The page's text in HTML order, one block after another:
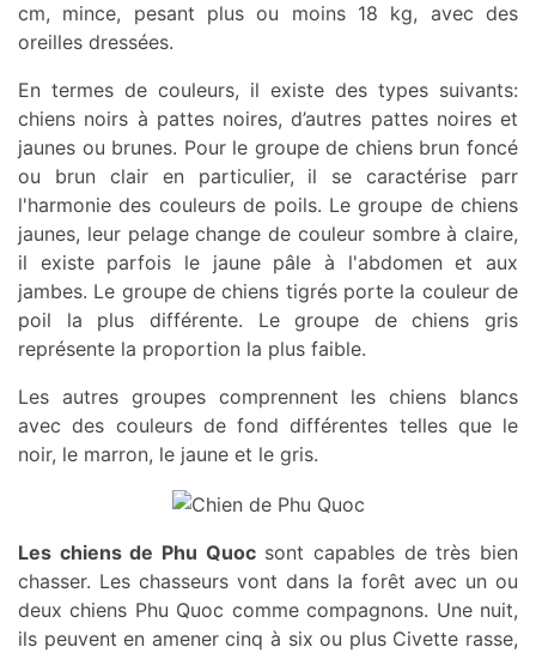
cm, mince, pesant plus ou moins 18 kg, avec des
oreilles dressées.
En termes de couleurs, il existe des types suivants:
chiens noirs à pattes noires, d’autres pattes noires et
jaunes ou brunes. Pour le groupe de chiens brun foncé
ou brun clair en particulier, il se caractérise parr
l'harmonie des couleurs de poils. Le groupe de chiens
jaunes, leur pelage change de couleur sombre à claire,
il existe parfois le jaune pâle à l'abdomen et aux
jambes. Le groupe de chiens tigrés porte la couleur de
poil la plus différente. Le groupe de chiens gris
représente la proportion la plus faible.
Les autres groupes comprennent les chiens blancs
avec des couleurs de fond différentes telles que le
noir, le marron, le jaune et le gris.
Les chiens de Phu Quocsont capables de très bien
chasser. Les chasseurs vont dans la forêt avec un ou
deux chiens Phu Quoc comme compagnons. Une nuit,
ils peuvent en amener cinq à six ou plus Civette rasse,